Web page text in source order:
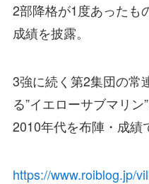
2部降格が1度あったも
成績を披露。
3強に続く第2集団の常
る”イエローサブマリン”
2010年代を布陣・成績
https://www.roiblog.jp/